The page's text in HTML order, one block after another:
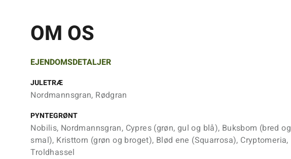
OM OS
EJENDOMSDETALJER
JULETRÆ
Nordmannsgran, Rødgran
PYNTEGRØNT
Nobilis, Nordmannsgran, Cypres (grøn, gul og blå), Buksbom (bred og
smal), Kristtorn (grøn og broget), Blød ene (Squarrosa), Cryptomeria,
Troldhassel